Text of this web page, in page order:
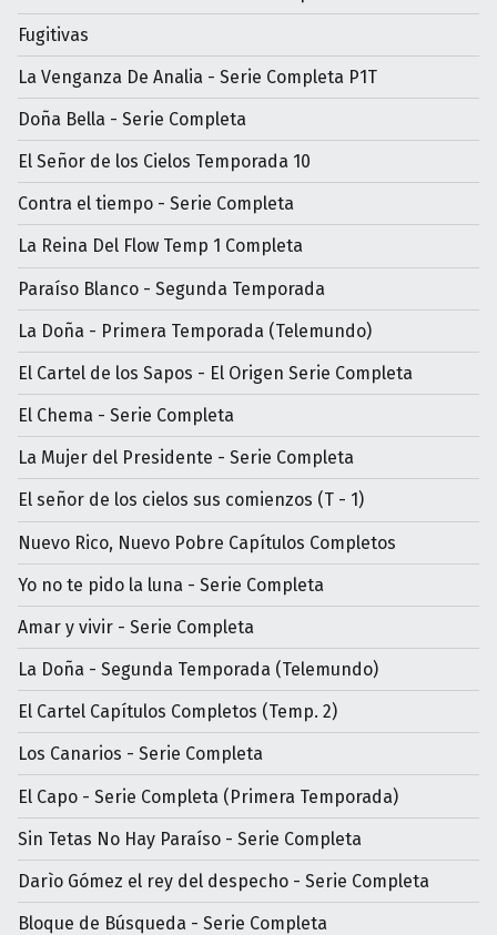
Fugitivas
La Venganza De Analia - Serie Completa P1T
Doña Bella - Serie Completa
El Señor de los Cielos Temporada 10
Contra el tiempo - Serie Completa
La Reina Del Flow Temp 1 Completa
Paraíso Blanco - Segunda Temporada
La Doña - Primera Temporada (Telemundo)
El Cartel de los Sapos - El Origen Serie Completa
El Chema - Serie Completa
La Mujer del Presidente - Serie Completa
El señor de los cielos sus comienzos (T - 1)
Nuevo Rico, Nuevo Pobre Capítulos Completos
Yo no te pido la luna - Serie Completa
Amar y vivir - Serie Completa
La Doña - Segunda Temporada (Telemundo)
El Cartel Capítulos Completos (Temp. 2)
Los Canarios - Serie Completa
El Capo - Serie Completa (Primera Temporada)
Sin Tetas No Hay Paraíso - Serie Completa
Darìo Gómez el rey del despecho - Serie Completa
Bloque de Búsqueda - Serie Completa